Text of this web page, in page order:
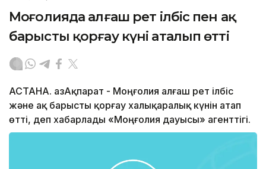
Моңғолияда алғаш рет ілбіс пен ақ
барысты қорғау күні аталып өтті
АСТАНА. ҚазАқпарат - Моңғолия алғаш рет ілбіс
және ақ барысты қорғау халықаралық күнін атап
өтті, деп хабарлады «Моңғолия дауысы» агенттігі.